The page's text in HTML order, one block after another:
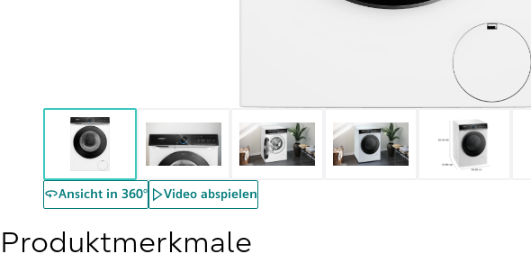
Ansicht in 360° Video abspielen
Produktmerkmale